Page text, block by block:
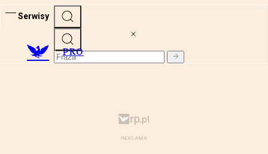
Serwisy
PRO